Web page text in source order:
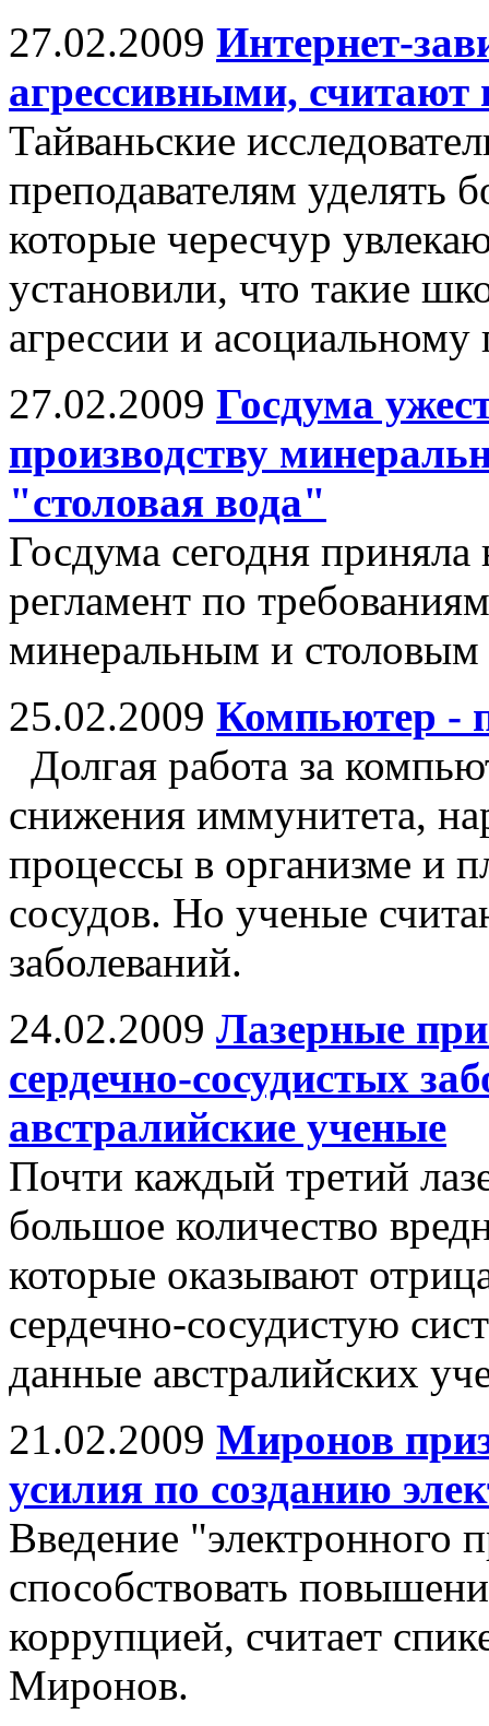
27.02.2009 Интернет-
агрессивными, считают
Тайваньские
преподавателям уделять
которые чересчур
установили, что такие
агрессии и
27.02.2009 Госдума
производству
"столовая вода"
Госдума сегодня
регламент по
минеральным и столовым
25.02.2009 Компьютер -
Долгая работа за
снижения иммунитета,
процессы в организме и
сосудов. Но ученые
заболеваний.
24.02.2009 Лазерные
сердечно-сосудистых
австралийские ученые
Почти каждый третий
большое количество
которые оказывают
сердечно-сосудистую
данные австралийских
21.02.2009 Миронов
усилия по созданию
Введение "электронного
способствовать
коррупцией, считает
Миронов.